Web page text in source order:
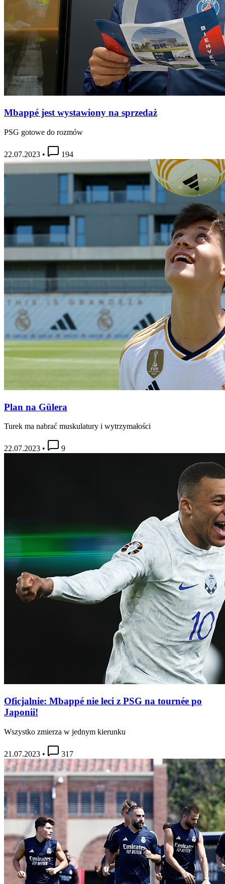
Mbappé jest wystawiony na sprzedaż
PSG gotowe do rozmów
22.07.2023 • 194
Plan na Gülera
Turek ma nabrać muskulatury i wytrzymałości
22.07.2023 • 9
Oficjalnie: Mbappé nie leci z PSG na tournée po
Japonii!
Wszystko zmierza w jednym kierunku
21.07.2023 • 317